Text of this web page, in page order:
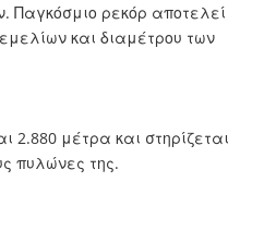
Παγκόσμιο ρεκόρ αποτελεί
και διαμέτρου των
2.880 μέτρα και στηρίζεται
πυλώνες της.